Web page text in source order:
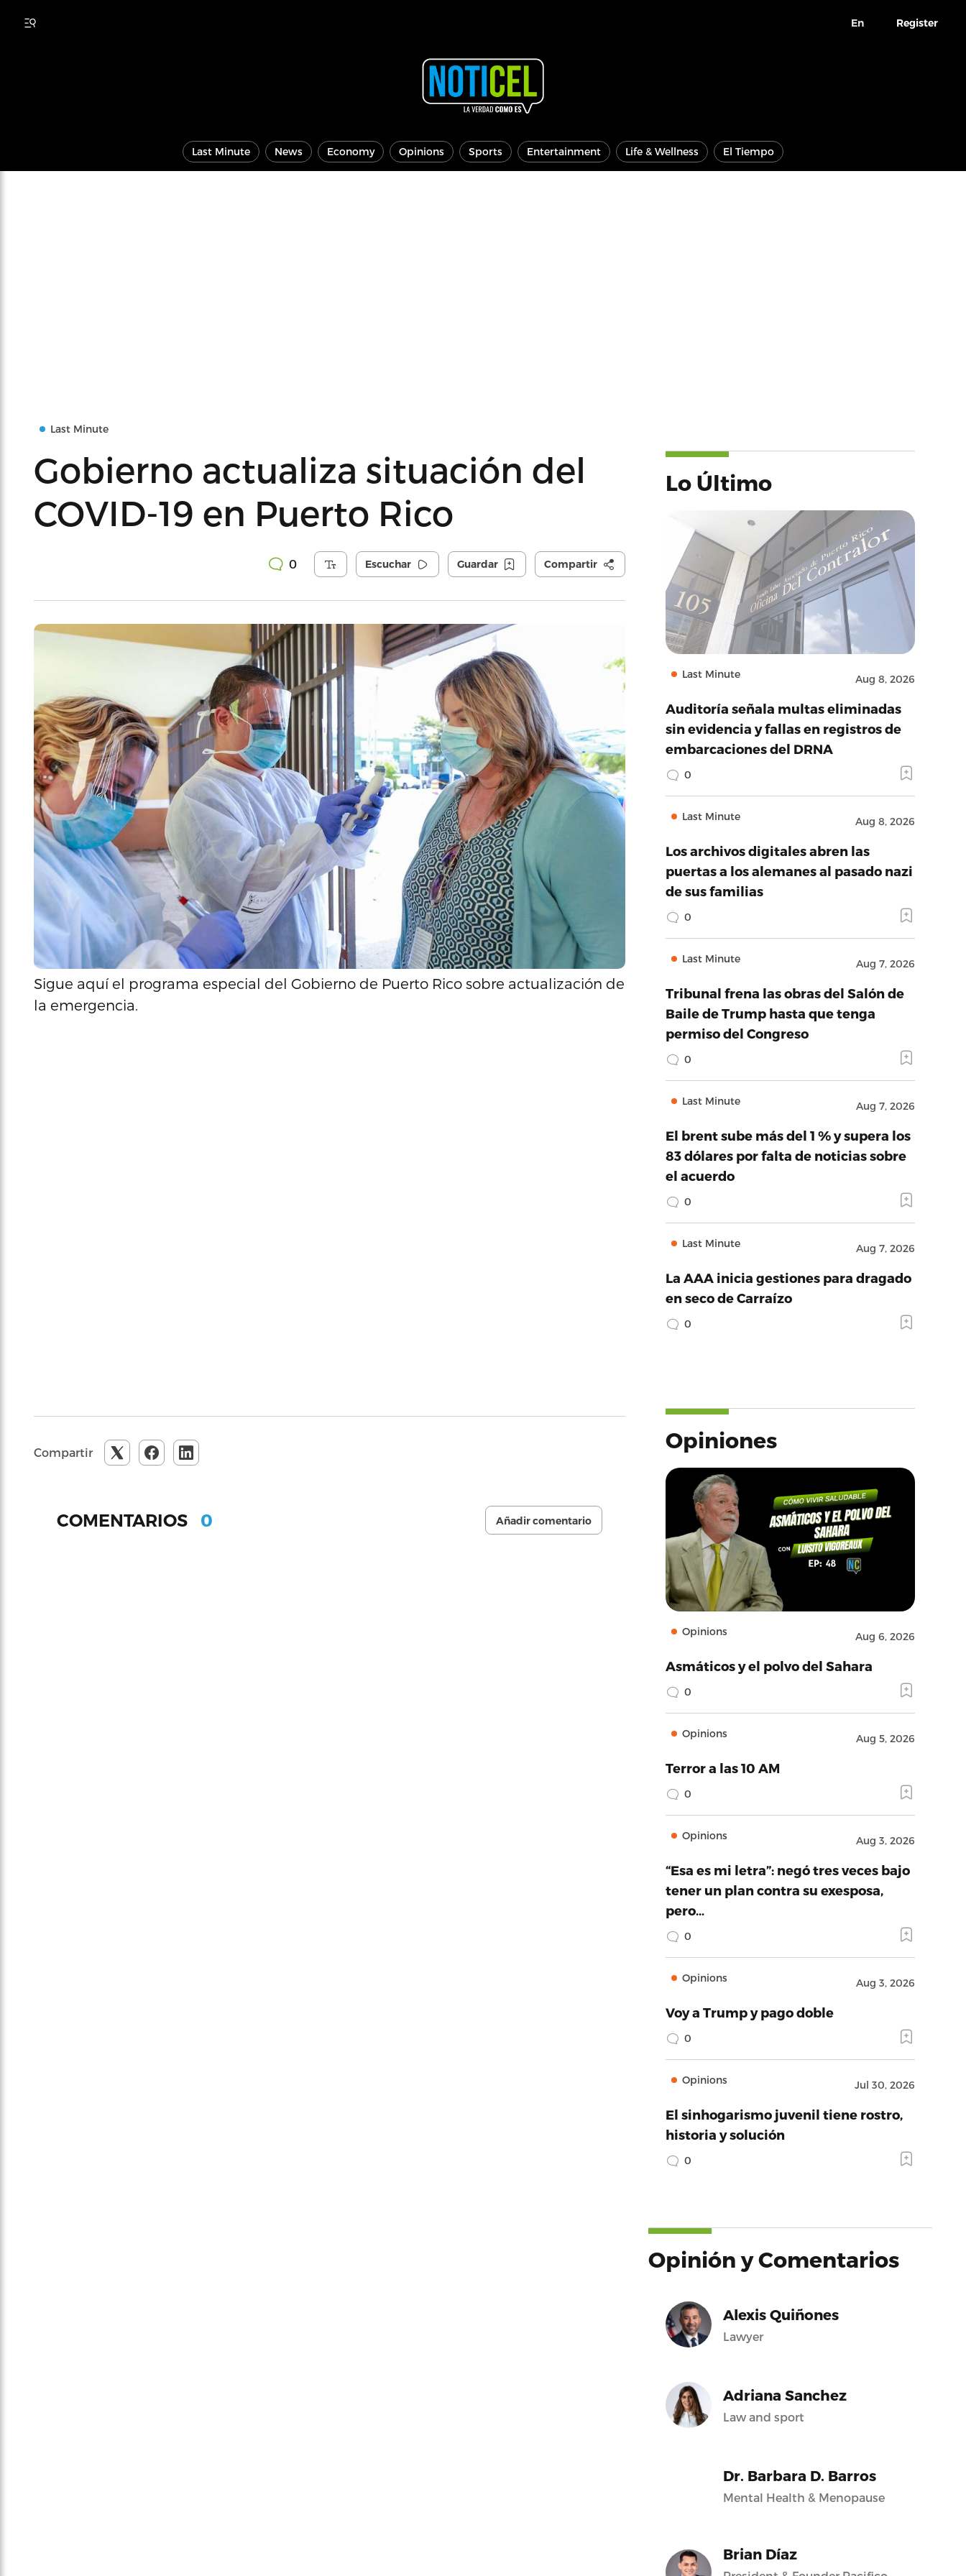
En Register
Last Minute News Economy Opinions Sports Entertainment Life & Wellness El Tiempo
Last Minute
Gobierno actualiza situación del
COVID-19 en Puerto Rico
0 Escuchar Guardar Compartir
Sigue aquí el programa especial del Gobierno de Puerto Rico sobre actualización de
la emergencia.
Compartir
COMENTARIOS 0 Añadir comentario
Lo Último
Last Minute Aug 8, 2026
Auditoría señala multas eliminadas
sin evidencia y fallas en registros de
embarcaciones del DRNA
0
Last Minute Aug 8, 2026
Los archivos digitales abren las
puertas a los alemanes al pasado nazi
de sus familias
0
Last Minute Aug 7, 2026
Tribunal frena las obras del Salón de
Baile de Trump hasta que tenga
permiso del Congreso
0
Last Minute Aug 7, 2026
El brent sube más del 1 % y supera los
83 dólares por falta de noticias sobre
el acuerdo
0
Last Minute Aug 7, 2026
La AAA inicia gestiones para dragado
en seco de Carraízo
0
Opiniones
Opinions Aug 6, 2026
Asmáticos y el polvo del Sahara
0
Opinions Aug 5, 2026
Terror a las 10 AM
0
Opinions Aug 3, 2026
“Esa es mi letra”: negó tres veces bajo
tener un plan contra su exesposa,
pero…
0
Opinions Aug 3, 2026
Voy a Trump y pago doble
0
Opinions Jul 30, 2026
El sinhogarismo juvenil tiene rostro,
historia y solución
0
Opinión y Comentarios
Alexis Quiñones
Lawyer
Adriana Sanchez
Law and sport
Dr. Barbara D. Barros
Mental Health & Menopause
Brian Díaz